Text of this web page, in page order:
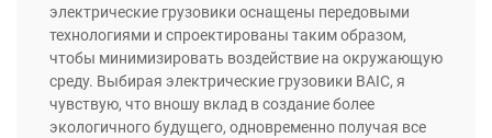
электрические грузовики оснащены передовыми
технологиями и спроектированы таким образом,
чтобы минимизировать воздействие на окружающую
среду. Выбирая электрические грузовики BAIC, я
чувствую, что вношу вклад в создание более
экологичного будущего, одновременно получая все